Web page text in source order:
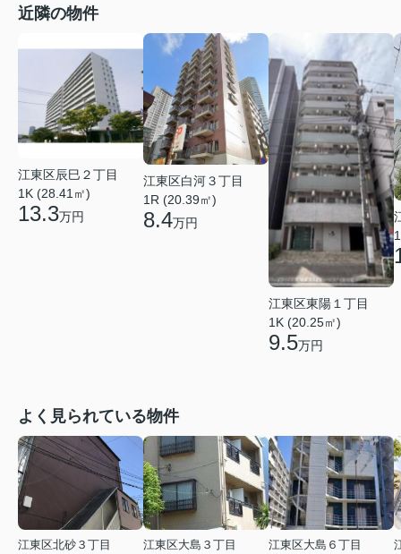
近隣の物件
江東区辰巳２丁目
1K (28.41㎡)
13.3万円
江東区白河３丁目
1R (20.39㎡)
8.4万円
江東区東陽１丁目
1K (20.25㎡)
9.5万円
よく見られている物件
江東区北砂３丁目
江東区大島３丁目
江東区大島６丁目